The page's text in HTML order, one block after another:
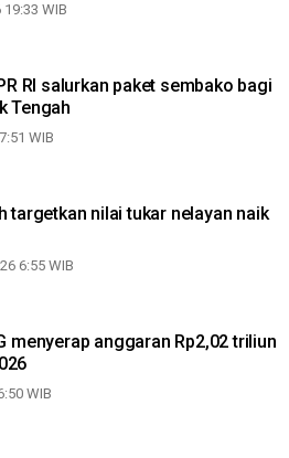
WIB
RI salurkan paket sembako bagi
Tengah
WIB
targetkan nilai tukar nelayan naik
6:55 WIB
menyerap anggaran Rp2,02 triliun
WIB